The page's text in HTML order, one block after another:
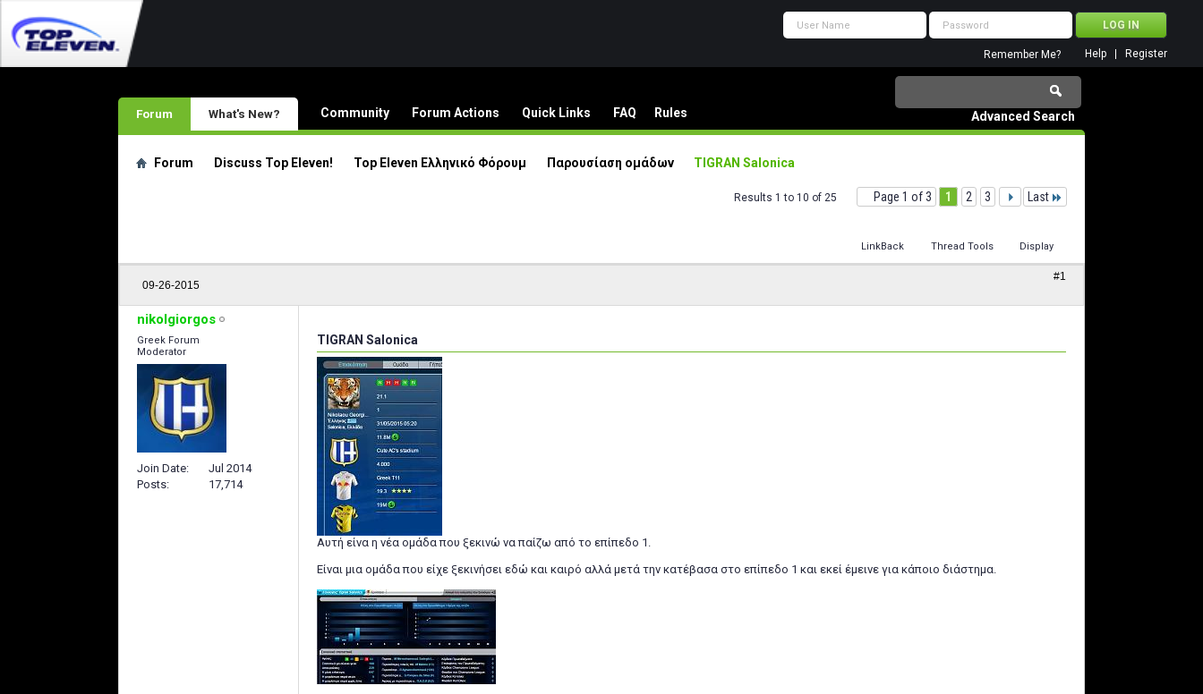
Remember Me? Register
Help
Forum Community Forum Actions Quick Links FAQ Rules
What's New? Advanced Search
Forum Discuss Top Eleven! Top Eleven Ελληνικό Φόρουμ Παρουσίαση ομάδων TIGRAN Salonica
Page 1 of 3 1 2 3 Last
Results 1 to 10 of 25
LinkBack Thread Tools Display
09-26-2015
#1
nikolgiorgos
Greek Forum
Moderator
Join Date
Jul 2014
Posts
17,714
TIGRAN Salonica
Αυτή είνα η νέα ομάδα που ξεκινώ να παίζω από το επίπεδο 1.
Είναι μια ομάδα που είχε ξεκινήσει εδώ και καιρό αλλά μετά την κατέβασα στο επίπεδο 1 και εκεί έμεινε για κάποιο διάστημα.